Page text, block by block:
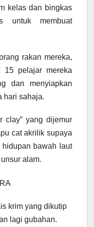
kelas dan bingkas
untuk membuat
rakan mereka,
15 pelajar mereka
dan menyiapkan
hari sahaja.
clay” yang dijemur
cat akrilik supaya
hidupan bawah laut
alam.
krim yang dikutip
lagi gubahan.